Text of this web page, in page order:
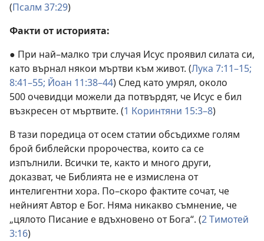
(Псалм 37:29)
Факти от историята:
● При най–малко три случая Исус проявил силата си,
като върнал някои мъртви към живот. (Лука 7:11–15;
8:41–55; Йоан 11:38–44) След като умрял, около
500 очевидци можели да потвърдят, че Исус е бил
възкресен от мъртвите. (1 Коринтяни 15:3–8)
В тази поредица от осем статии обсъдихме голям
брой библейски пророчества, които са се
изпълнили. Всички те, както и много други,
доказват, че Библията не е измислена от
интелигентни хора. По–скоро фактите сочат, че
нейният Автор е Бог. Няма никакво съмнение, че
„цялото Писание е вдъхновено от Бога“. (2 Тимотей
3:16)